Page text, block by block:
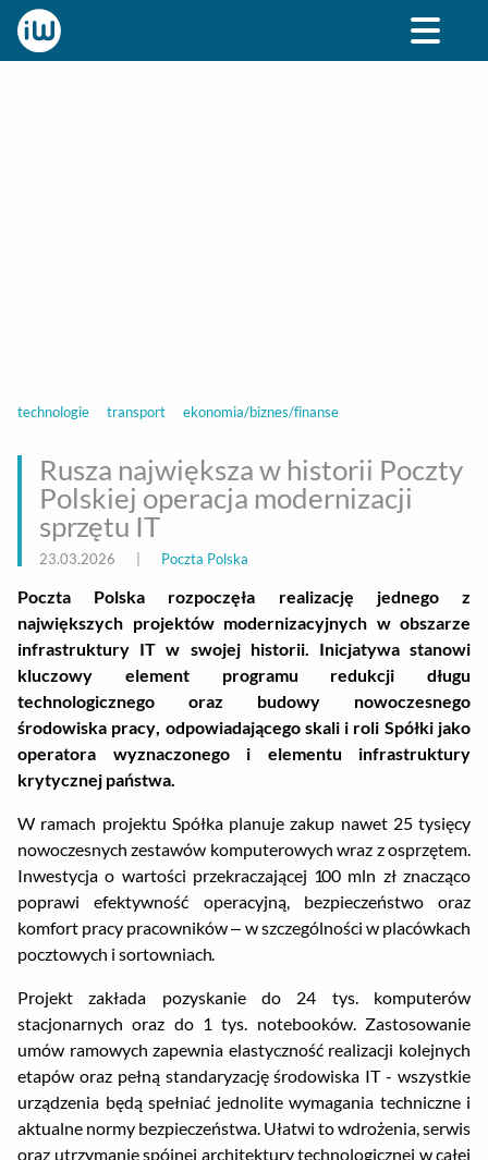
technologie transport ekonomia/biznes/finanse
Rusza największa w historii Poczty
Polskiej operacja modernizacji
sprzętu IT
23.03.2026 Poczta Polska
Poczta Polska rozpoczęła realizację jednego z
największych projektów modernizacyjnych w obszarze
infrastruktury IT w swojej historii. Inicjatywa stanowi
kluczowy element programu redukcji długu
technologicznego oraz budowy nowoczesnego
środowiska pracy, odpowiadającego skali i roli Spółki jako
operatora wyznaczonego i elementu infrastruktury
krytycznej państwa.
W ramach projektu Spółka planuje zakup nawet 25 tysięcy
nowoczesnych zestawów komputerowych wraz z osprzętem.
Inwestycja o wartości przekraczającej 100 mln zł znacząco
poprawi efektywność operacyjną, bezpieczeństwo oraz
komfort pracy pracowników – w szczególności w placówkach
pocztowych i sortowniach.
Projekt zakłada pozyskanie do 24 tys. komputerów
stacjonarnych oraz do 1 tys. notebooków. Zastosowanie
umów ramowych zapewnia elastyczność realizacji kolejnych
etapów oraz pełną standaryzację środowiska IT - wszystkie
urządzenia będą spełniać jednolite wymagania techniczne i
aktualne normy bezpieczeństwa. Ułatwi to wdrożenia, serwis
oraz utrzymanie spójnej architektury technologicznej w całej